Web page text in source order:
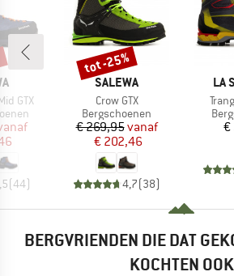
GTX
prijs
(44)
MERK
SALEWA
Artikel
Crow GTX
Productgroep
Bergschoenen
Prijs
€ 269,95Verlaagde prijs
vanaf
€ 202,46
4,7(38)
Korting
tot -25%
LA
€
BERGVRIENDEN DIE DAT
KOCHTEN OOK